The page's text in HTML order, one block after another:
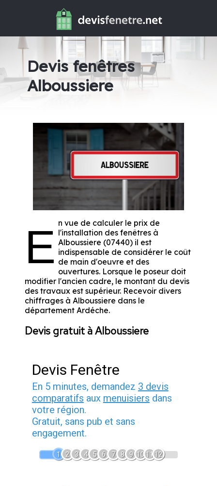
Devis fenêtres
Alboussiere
E n vue de calculer le prix de
l'installation des fenêtres à
Alboussiere (07440) il est
indispensable de considérer le coût
de main d'oeuvre et des
ouvertures. Lorsque le poseur doit
modifier l'ancien cadre, le montant du devis
des travaux est supérieur. Recevoir divers
chiffrages à Alboussiere dans le
département Ardéche.
Devis gratuit à Alboussiere
Devis Fenêtre
En 5 minutes, demandez 3 devis
comparatifs aux menuisiers dans
votre région.
Gratuit, sans pub et sans
engagement.
1 2 3 4 5 6 7 8 9 1011 12